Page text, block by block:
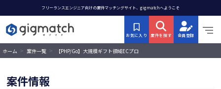
フリーランスエンジニア向けの案件マッチングサイト、gigmatchへようこそ
お気に入り 案件を探す 会員登録
ホーム > 案件一覧 >
【PHP/Go】大規模ギフト領域ECプロ
案件情報